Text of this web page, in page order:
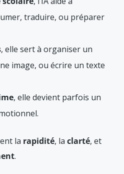
traduire, ou préparer
, elle sert à organiser un
image, ou écrire un texte
, elle devient parfois un
la rapidité, la clarté, et
.